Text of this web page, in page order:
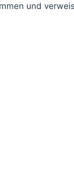
und